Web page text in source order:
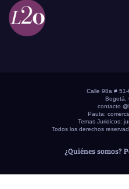
Calle 98a #
Bogotá,
contacto
Pauta:
Temas Juridicos:
Todos los derechos
¿Quiénes somos?